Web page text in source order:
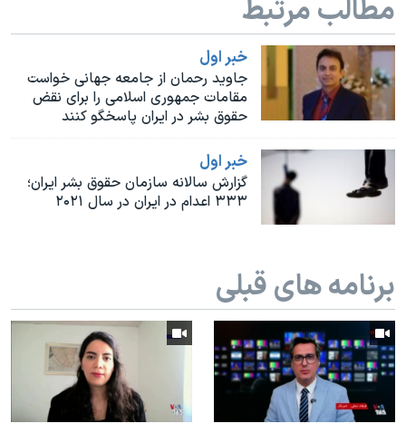
نرگس محمدی برنده جایزه نوبل صلح
همایش محافظه‌کاران آمریکا «سی‌پک»
صفحه‌های ویژه
مطالب مرتبط
خبر اول
جاوید رحمان از جامعه جهانی خواست
مقامات جمهوری اسلامی را برای نقض
حقوق بشر در ایران پاسخگو کنند
خبر اول
گزارش سالانه سازمان حقوق بشر ایران؛
۳۳۳ اعدام در ایران در سال ۲۰۲۱
برنامه های قبلی